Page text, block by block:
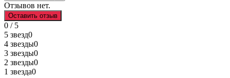
Отзывов нет.
Оставить отзыв
0 / 5
5 звезд0
4 звезды0
3 звезды0
2 звезды0
1 звезда0